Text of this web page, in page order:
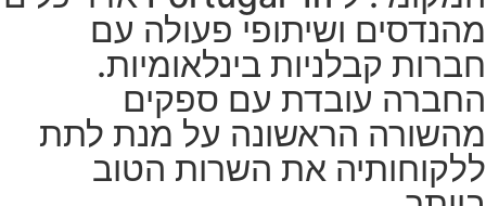
מהנדסים ושיתופי פעולה עם
חברות קבלניות בינלאומיות.
החברה עובדת עם ספקים
מהשורה הראשונה על מנת לתת
ללקוחותיה את השרות הטוב